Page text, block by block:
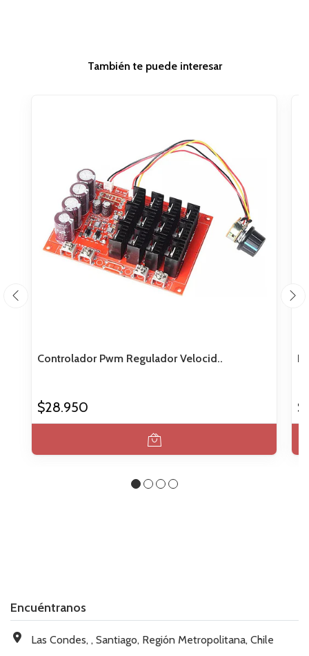
También te puede interesar
Controlador Pwm Regulador Velocid..
$28.950
Encuéntranos
Las Condes, , Santiago, Región Metropolitana, Chile